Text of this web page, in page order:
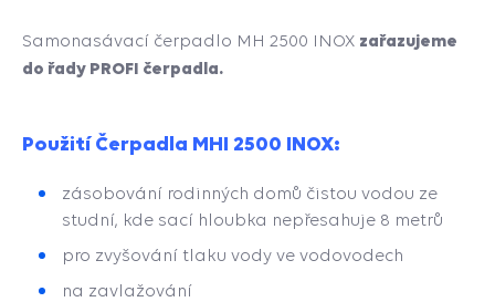
Samonasávací čerpadlo MH 2500 INOX zařazujeme
do řady PROFI čerpadla.
Použití Čerpadla MHI 2500 INOX:
zásobování rodinných domů čistou vodou ze
studní, kde sací hloubka nepřesahuje 8 metrů
pro zvyšování tlaku vody ve vodovodech
na zavlažování